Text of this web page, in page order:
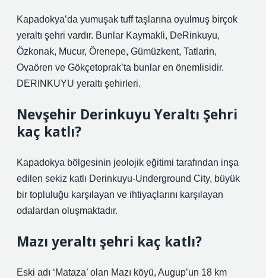
Kapadokya’da yumuşak tuff taşlarına oyulmuş birçok
yeraltı şehri vardır. Bunlar Kaymakli, DeRinkuyu,
Özkonak, Mucur, Örenepe, Gümüzkent, Tatlarin,
Ovaören ve Gökçetoprak’ta bunlar en önemlisidir.
DERINKUYU yeraltı şehirleri.
Nevşehir Derinkuyu Yeraltı Şehri
kaç katlı?
Kapadokya bölgesinin jeolojik eğitimi tarafından inşa
edilen sekiz katlı Derinkuyu-Underground City, büyük
bir topluluğu karşılayan ve ihtiyaçlarını karşılayan
odalardan oluşmaktadır.
Mazı yeraltı şehri kaç katlı?
Eski adı ‘Mataza’ olan Mazı köyü, Augup’un 18 km